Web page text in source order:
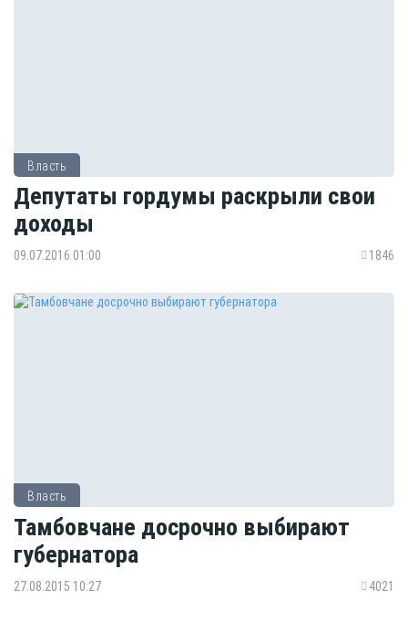
Власть
Депутаты гордумы раскрыли свои
доходы
09.07.2016 01:00 1846
Власть
Тамбовчане досрочно выбирают
губернатора
27.08.2015 10:27 4021